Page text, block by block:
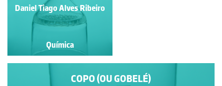
Daniel Tiago Alves Ribeiro
Química
COPO (OU GOBELÉ)
Daniel Tiago Alves Ribeiro
Química